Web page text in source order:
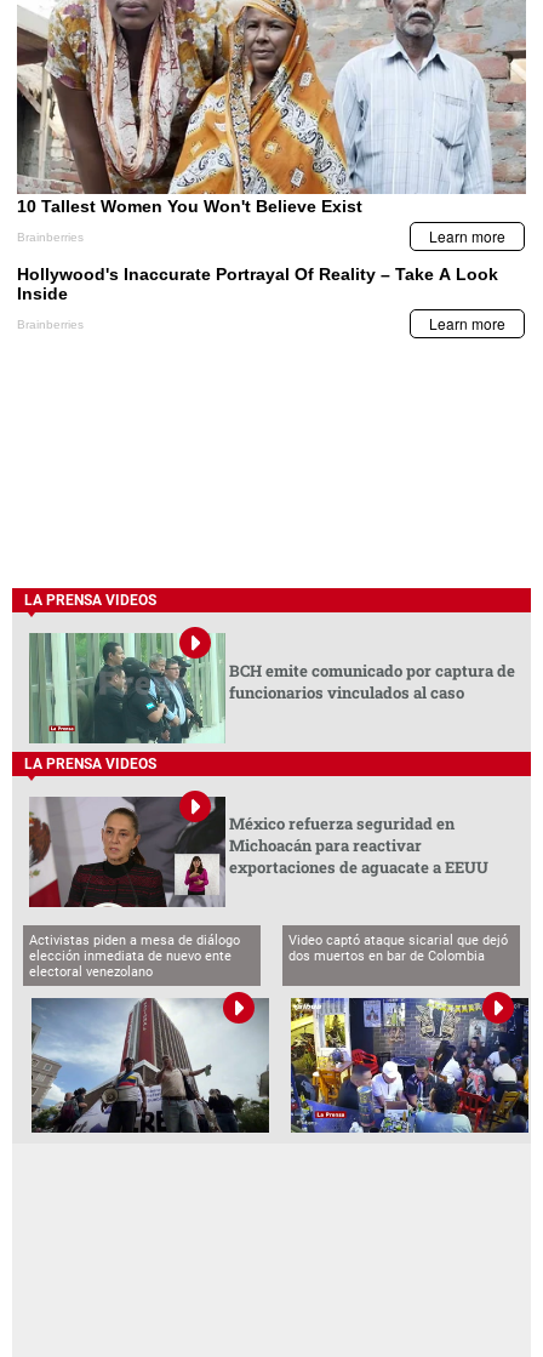
LA PRENSA VIDEOS
BCH emite comunicado por captura de
funcionarios vinculados al caso
LA PRENSA VIDEOS
México refuerza seguridad en
Michoacán para reactivar
exportaciones de aguacate a EEUU
Activistas piden a mesa de diálogo
elección inmediata de nuevo ente
electoral venezolano
Video captó ataque sicarial que dejó
dos muertos en bar de Colombia